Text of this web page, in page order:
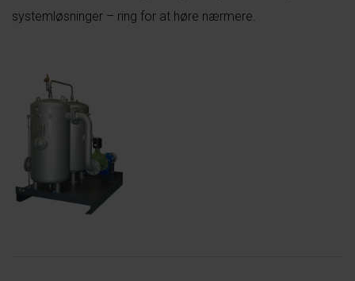
systemløsninger – ring for at høre nærmere.